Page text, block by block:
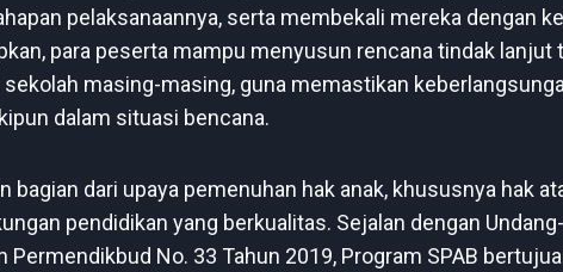
pelaksanaannya, serta membekali mereka dengan
para peserta mampu menyusun rencana tindak lanjut
masing-masing, guna memastikan
dalam situasi bencana.
bagian dari upaya pemenuhan hak anak, khususnya hak
pendidikan yang berkualitas. Sejalan dengan
Permendikbud No. 33 Tahun 2019, Program SPAB